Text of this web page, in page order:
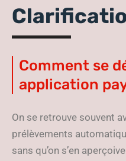
Comment se
application
On se retrouve souvent
prélèvements
sans qu’on s’en